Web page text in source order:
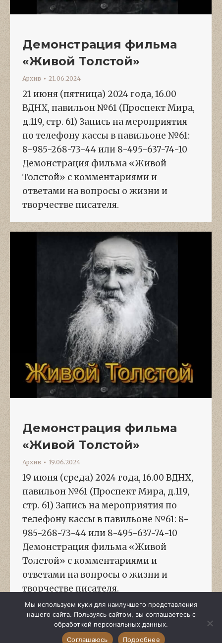
Демонстрация фильма
«Живой Толстой»
Архив 21.06.2024
21 июня (пятница) 2024 года, 16.00
ВДНХ, павильон №61 (Проспект Мира,
д.119, стр. 61) Запись на мероприятия
по телефону кассы в павильоне №61:
8-985-268-73-44 или 8-495-637-74-10
Демонстрация фильма «Живой
Толстой» с комментариями и
ответами на вопросы о жизни и
творчестве писателя.
Демонстрация фильма
«Живой Толстой»
Архив 19.06.2024
19 июня (среда) 2024 года, 16.00 ВДНХ,
павильон №61 (Проспект Мира, д.119,
стр. 61) Запись на мероприятия по
телефону кассы в павильоне №61: 8-
985-268-73-44 или 8-495-637-74-10
Демонстрация фильма «Живой
Толстой» с комментариями и
ответами на вопросы о жизни и
творчестве писателя.
Мы используем куки для наилучшего представления
нашего сайта. Пользуясь сайтом, вы соглашаетесь с
обработкой персональных данных.
Соглашаюсь
Подробнее